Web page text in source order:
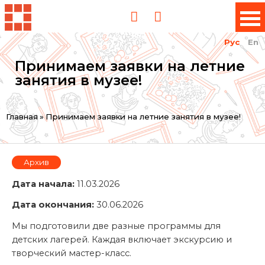
Рус En
Принимаем заявки на летние
занятия в музее!
Вы
здесь
Главная»Принимаем заявки на летние занятия в музее!
Архив
Дата начала: 11.03.2026
Дата окончания: 30.06.2026
Мы подготовили две разные программы для
детских лагерей. Каждая включает экскурсию и
творческий мастер-класс.